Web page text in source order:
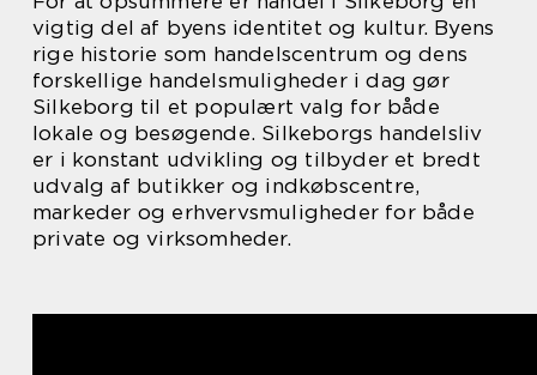
vigtig del af byens identitet og kultur. Byens
rige historie som handelscentrum og dens
forskellige handelsmuligheder i dag gør
Silkeborg til et populært valg for både
lokale og besøgende. Silkeborgs handelsliv
er i konstant udvikling og tilbyder et bredt
udvalg af butikker og indkøbscentre,
markeder og erhvervsmuligheder for både
private og virksomheder.